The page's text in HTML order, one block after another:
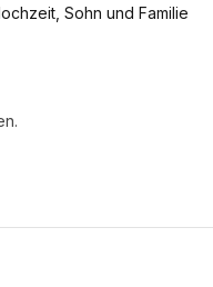
Sohn und Familie